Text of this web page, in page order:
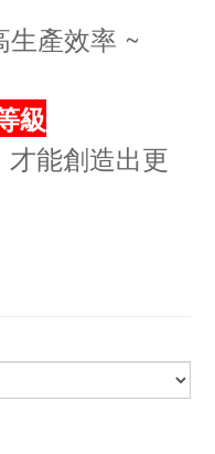
生產效率 ~
級
能創造出更